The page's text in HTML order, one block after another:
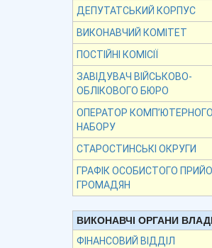
ДЕПУТАТСЬКИЙ КОРПУС
ВИКОНАВЧИЙ КОМІТЕТ
ПОСТІЙНІ КОМІСІЇ
ЗАВІДУВАЧ ВІЙСЬКОВО-
ОБЛІКОВОГО БЮРО
ОПЕРАТОР КОМП’ЮТЕРНОГО
НАБОРУ
СТАРОСТИНСЬКІ ОКРУГИ
ГРАФІК ОСОБИСТОГО
ГРОМАДЯН
ВИКОНАВЧІ ОРГАНИ
ФІНАНСОВИЙ ВІДДІЛ